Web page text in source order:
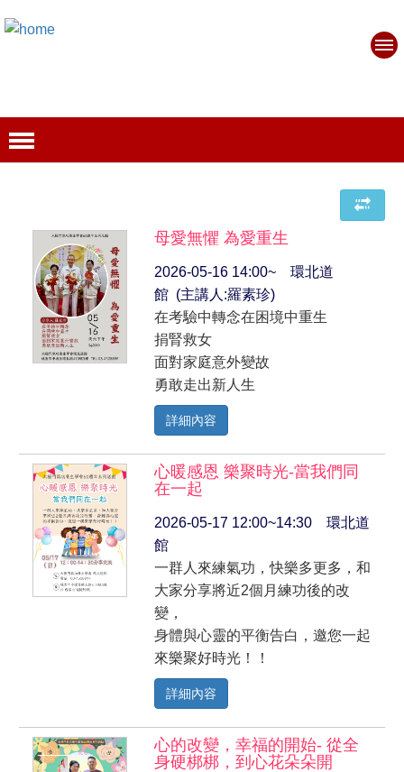
母愛無懼 為愛重生
2026-05-16 14:00~ 環北道
館 (主講人:羅素珍)
在考驗中轉念在困境中重生
捐腎救女
面對家庭意外變故
勇敢走出新人生
詳細內容
心暖感恩 樂聚時光-當我們同
在一起
2026-05-17 12:00~14:30 環北道
館
一群人來練氣功，快樂多更多，和
大家分享將近2個月練功後的改
變，
身體與心靈的平衡告白，邀您一起
來樂聚好時光！！
詳細內容
心的改變，幸福的開始- 從全
身硬梆梆，到心花朵朵開